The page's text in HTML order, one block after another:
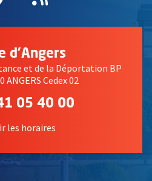
d'Angers
et de la Déportation BP
ANGERS Cedex 02
05 40 00
les horaires